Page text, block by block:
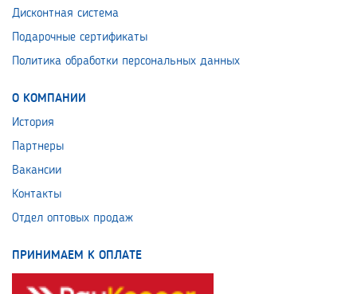
Дисконтная система
Подарочные сертификаты
Политика обработки персональных данных
О КОМПАНИИ
История
Партнеры
Вакансии
Контакты
Отдел оптовых продаж
ПРИНИМАЕМ К ОПЛАТЕ